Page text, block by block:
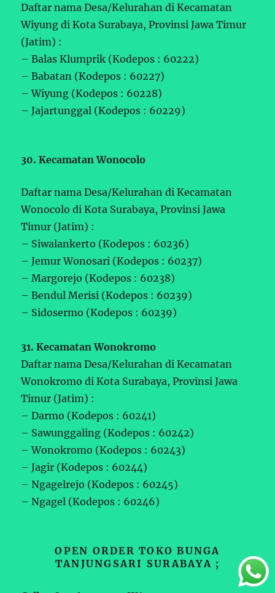
Daftar nama Desa/Kelurahan di Kecamatan
Wiyung di Kota Surabaya, Provinsi Jawa Timur
(Jatim) :
– Balas Klumprik (Kodepos : 60222)
– Babatan (Kodepos : 60227)
– Wiyung (Kodepos : 60228)
– Jajartunggal (Kodepos : 60229)
30. Kecamatan Wonocolo
Daftar nama Desa/Kelurahan di Kecamatan
Wonocolo di Kota Surabaya, Provinsi Jawa
Timur (Jatim) :
– Siwalankerto (Kodepos : 60236)
– Jemur Wonosari (Kodepos : 60237)
– Margorejo (Kodepos : 60238)
– Bendul Merisi (Kodepos : 60239)
– Sidosermo (Kodepos : 60239)
31. Kecamatan Wonokromo
Daftar nama Desa/Kelurahan di Kecamatan
Wonokromo di Kota Surabaya, Provinsi Jawa
Timur (Jatim) :
– Darmo (Kodepos : 60241)
– Sawunggaling (Kodepos : 60242)
– Wonokromo (Kodepos : 60243)
– Jagir (Kodepos : 60244)
– Ngagelrejo (Kodepos : 60245)
– Ngagel (Kodepos : 60246)
OPEN ORDER TOKO BUNGA
TANJUNGSARI SURABAYA ;